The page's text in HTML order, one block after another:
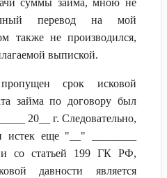
суммы займа, мною не
перевод на мой
также не производился,
выпиской.
срок исковой
займа по договору был
20__ г. Следовательно,
истек еще "__" ________
со статьей 199 ГК РФ,
давности является